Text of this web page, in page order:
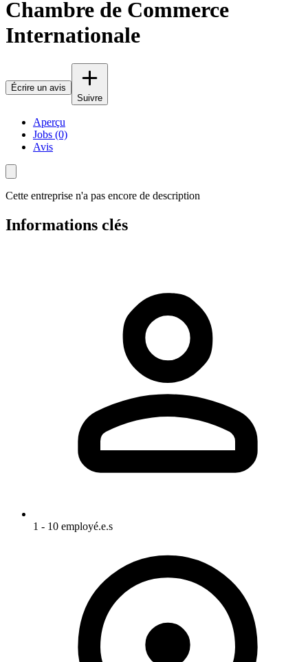
Chambre de Commerce
Internationale
Écrire un avis
Suivre
Aperçu
Jobs (0)
Avis
Cette entreprise n'a pas encore de description
Informations clés
1 - 10 employé.e.s